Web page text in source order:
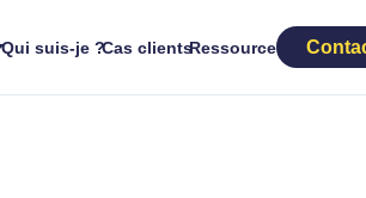
Qui suis-je ?Cas clientsRessources